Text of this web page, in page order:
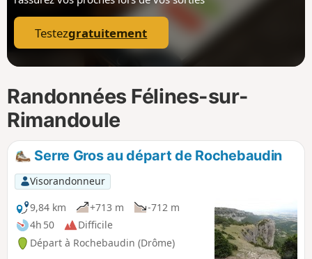
p
Testezgratuitement
Randonnées Félines-sur-
Rimandoule
Serre Gros au départ de Rochebaudin
Visorandonneur
9,84 km
+713 m
-712 m
4h 50
Difficile
Départ à Rochebaudin (Drôme)